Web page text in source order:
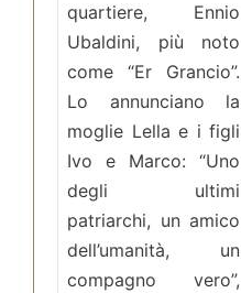
quartiere, Ennio
Ubaldini, più noto
come “Er Grancio”.
Lo annunciano la
moglie Lella e i figli
Ivo e Marco: “Uno
degli ultimi
patriarchi, un amico
dell’umanità, un
compagno vero”,